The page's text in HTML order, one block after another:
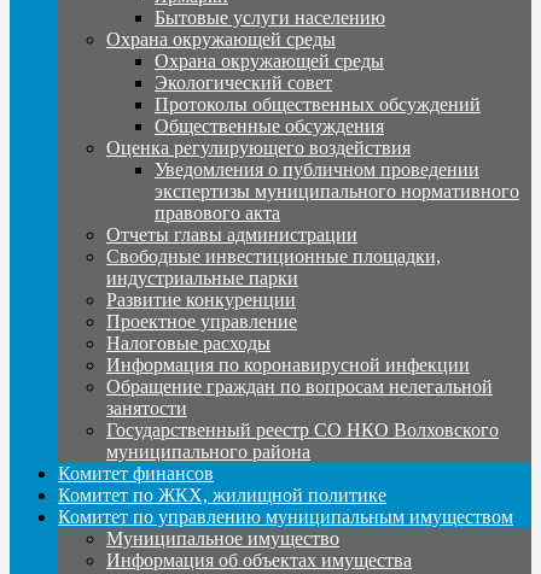
Бытовые услуги населению
Охрана окружающей среды
Охрана окружающей среды
Экологический совет
Протоколы общественных обсуждений
Общественные обсуждения
Оценка регулирующего воздействия
Уведомления о публичном проведении
экспертизы муниципального нормативного
правового акта
Отчеты главы администрации
Свободные инвестиционные площадки,
индустриальные парки
Развитие конкуренции
Проектное управление
Налоговые расходы
Информация по коронавирусной инфекции
Обращение граждан по вопросам нелегальной
занятости
Государственный реестр СО НКО Волховского
муниципального района
Комитет финансов
Комитет по ЖКХ, жилищной политике
Комитет по управлению муниципальным имуществом
Муниципальное имущество
Информация об объектах имущества